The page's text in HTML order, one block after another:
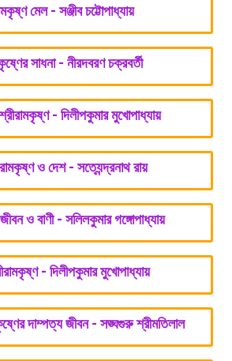
মেল - সঞ্জীব চট্টোপাধ্যায়
সাধনা - নীরদবরণ চক্রবর্তী
- দিলীপকুমার মুখোপাধ্যায়
ও দেশ - সত্যেন্দ্রনাথ রায়
ও বাণী - সলিলকুমার গঙ্গোপাধ্যায়
- দিলীপকুমার মুখোপাধ্যায়
দাম্পত্য জীবন - সঙ্ঘগুরু শ্রীমতিলাল